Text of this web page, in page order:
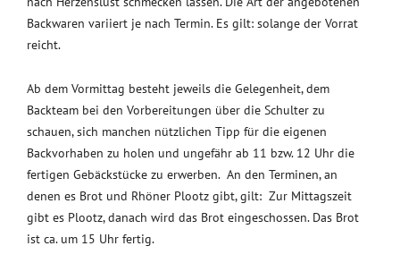
Backwaren variiert je nach Termin. Es gilt: solange der Vorrat
reicht.
Ab dem Vormittag besteht jeweils die Gelegenheit, dem
Backteam bei den Vorbereitungen über die Schulter zu
schauen, sich manchen nützlichen Tipp für die eigenen
Backvorhaben zu holen und ungefähr ab 11 bzw. 12 Uhr die
fertigen Gebäckstücke zu erwerben. An den Terminen, an
denen es Brot und Rhöner Plootz gibt, gilt: Zur Mittagszeit
gibt es Plootz, danach wird das Brot eingeschossen. Das Brot
ist ca. um 15 Uhr fertig.